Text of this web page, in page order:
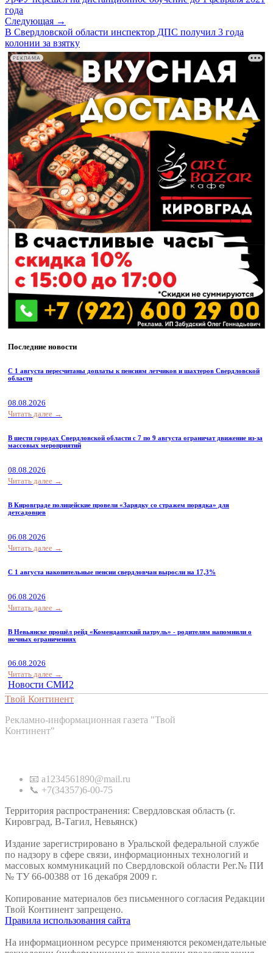
года
Следующая →
В Свердловской области инспектор ДПС получил 3 года
колонии за взятку
РЕКЛАМА
Последние новости
С 1 августа пересчитаны доплаты к пенсиям летчиков и шахтеров Свердловской
области
08.08.2026
Читать далее →
В шести городах Свердловской области с 7 по 9 августа ограничат движение из-за
массовых мероприятий
08.08.2026
Читать далее →
В Кировграде полицейские провели «Зарядку со стражем порядка» для
детсадовцев
06.08.2026
Читать далее →
С 1 августа накопительные пенсии свердловчан выросли на 17,3%
06.08.2026
Читать далее →
В Невьянске прошёл рейд «Комендантский патруль» - родителям напомнили о
ночных ограничениях
06.08.2026
Читать далее →
Новости СМИ2
Твой Континент
Рекламно-информационная газета "Твой
Континент"
📧 a1234561890@mail.ru
📞 +7(34357)6-00-75
Территория распространения: Свердловская область (г.
Кировград, В-Тагил, Невьянск)
Издание зарегистрировано в Уральской федеральной службе
по надзору в сфере связи, информационных технологий и
массовых коммуникаций по Свердловской области Рег.№ ПИ
№ ТУ 66-00388 от 16 декабря 2009 г.
Копирование материалов без письменного согласия Редакции
Твой Континент запрещено.
Правила использования сайта
На информационном ресурсе применяются рекомендательные